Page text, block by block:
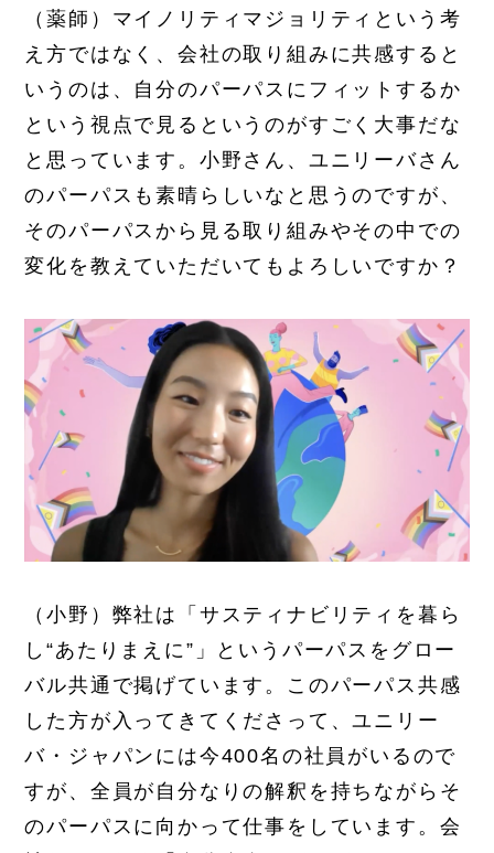
（薬師）マイノリティマジョリティという考
え方ではなく、会社の取り組みに共感すると
いうのは、自分のパーパスにフィットするか
という視点で見るというのがすごく大事だな
と思っています。小野さん、ユニリーバさん
のパーパスも素晴らしいなと思うのですが、
そのパーパスから見る取り組みやその中での
変化を教えていただいてもよろしいですか？
（小野）弊社は「サスティナビリティを暮ら
し“あたりまえに”」というパーパスをグロー
バル共通で掲げています。このパーパス共感
した方が入ってきてくださって、ユニリー
バ・ジャパンには今400名の社員がいるので
すが、全員が自分なりの解釈を持ちながらそ
のパーパスに向かって仕事をしています。会